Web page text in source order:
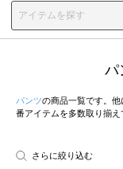
パ
パンツの商品一覧です。他
番アイテムを多数取り揃え
さらに絞り込む